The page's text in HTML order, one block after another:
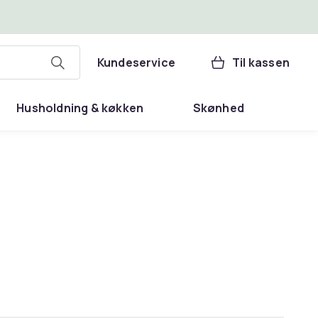
Kundeservice Til kassen
Husholdning & køkken Skønhed